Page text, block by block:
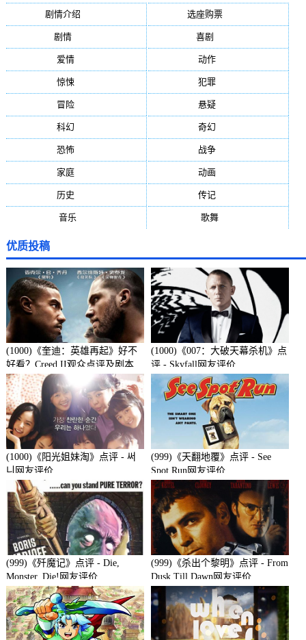
剧情介绍 选座购票(5388)
剧情 喜剧
爱情(887) 动作
惊悚(648) 犯罪
冒险(377) 悬疑
科幻 奇幻
恐怖(236) 战争
家庭(195) 动画
历史 传记
音乐 歌舞(81)
优质投稿
(1000)《奎迪：英雄再起》好不
好看？Creed II观众点评及剧本
(1000)《007：大破天幕杀机》点
评 - Skyfall网友评价
(1000)《阳光姐妹淘》点评 - 써
니网友评价
(999)《天翻地覆》点评 - See
Spot Run网友评价
(999)《歼魔记》点评 - Die,
Monster, Die!网友评价
(999)《杀出个黎明》点评 - From
Dusk Till Dawn网友评价